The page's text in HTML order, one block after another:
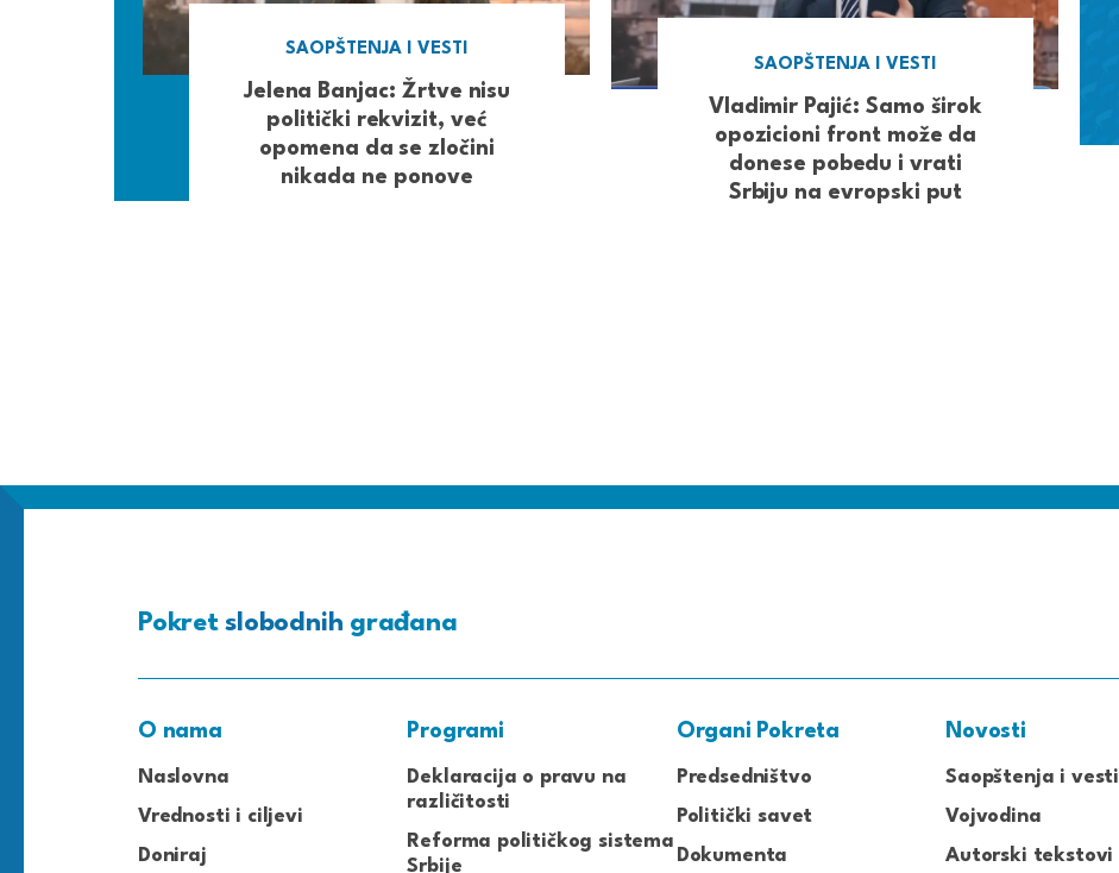
SAOPŠTENJA I VESTI
Jelena Banjac: Žrtve nisu
politički rekvizit, već
opomena da se zločini
nikada ne ponove
SAOPŠTENJA I VESTI
Vladimir Pajić: Samo širok
opozicioni front može da
donese pobedu i vrati
Srbiju na evropski put
Pokretslobodnih građana
O nama
Naslovna
Vrednosti i ciljevi
Doniraj
Programi
Deklaracija o pravu na
različitosti
Reforma političkog sistema
Srbije
Organi Pokreta
Predsedništvo
Politički savet
Dokumenta
Novosti
Saopštenja i vesti
Vojvodina
Autorski tekstovi